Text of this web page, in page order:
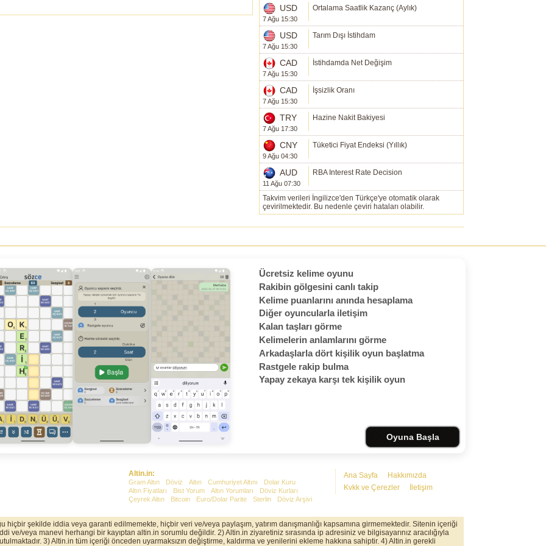
USD
7 Ağu 15:30
Ortalama Saatlik Kazanç (Aylık)
USD
7 Ağu 15:30
Tarım Dışı İstihdam
CAD
7 Ağu 15:30
İstihdamda Net Değişim
CAD
7 Ağu 15:30
İşsizlik Oranı
TRY
7 Ağu 17:30
Hazine Nakit Bakiyesi
CNY
9 Ağu 04:30
Tüketici Fiyat Endeksi (Yıllık)
AUD
11 Ağu 07:30
RBA Interest Rate Decision
Takvim verileri İngilizce'den Türkçe'ye otomatik olarak
çevirilmektedir. Bu nedenle çeviri hataları olabilir.
Ücretsiz kelime oyunu
Rakibin gölgesini canlı takip
Kelime puanlarını anında hesaplama
Diğer oyuncularla iletişim
Kalan taşları görme
Kelimelerin anlamlarını görme
Arkadaşlarla dört kişilik oyun başlatma
Rastgele rakip bulma
Yapay zekaya karşı tek kişilik oyun
Oyuna Başla
Ana Sayfa
Hakkımızda
Kvkk ve Çerezler
İletişim
Altin.in:
Gram Altın Döviz Altın Cumhuriyet Altını
Dolar Kuru
Altın Fiyatları
Bist Yorum Altın Yorumları
Döviz Kurları
Çeyrek Altın
Bitcoin Euro/Dolar Parite Sterlin Döviz Arşivi
şekilde iddia veya garanti edilmemekte, hiçbir veri ve/veya paylaşım, yatırım danışmanlığı kapsamına girmemektedir. Sitenin içeriği
ve/veya manevi herhangi bir kayıptan altin.in sorumlu değildir. 2) Altin.in ziyaretiniz sırasında ip adresiniz ve bilgisayarınız aracılığıyla
3) Altin.in tüm içeriği önceden uyarmaksızın değiştirme, kaldırma ve yenilerini ekleme hakkına sahiptir. 4) Altin.in gerekli